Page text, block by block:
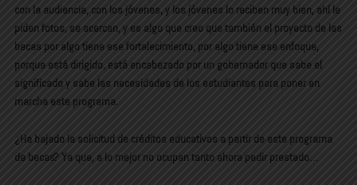
con la audiencia, con los jóvenes, y los jóvenes lo reciben muy bien, ahí le
piden fotos, se acercan, y es algo que creo que también el proyecto de las
becas por algo tiene ese fortalecimiento, por algo tiene ese enfoque,
porque está dirigido, está encabezado por un gobernador que sabe el
significado y sabe las necesidades de los estudiantes para poner en
marcha este programa.
¿Ha bajado la solicitud de créditos educativos a partir de este programa
de becas? Ya que, a lo mejor no ocupan tanto ahora pedir prestado…